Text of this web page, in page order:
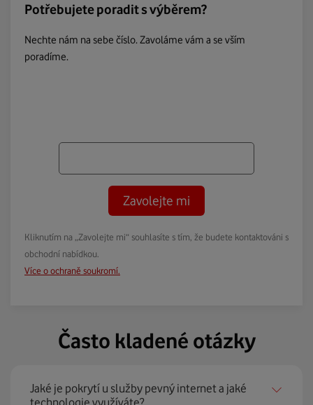
Potřebujete poradit s výběrem?
Nechte nám na sebe číslo. Zavoláme vám a se vším
poradíme.
Zavolejte mi
Kliknutím na „Zavolejte mi“ souhlasíte s tím, že budete kontaktováni s
obchodní nabídkou.
Více o ochraně soukromí.
Často kladené otázky
Jaké je pokrytí u služby pevný internet a jaké
technologie využíváte?